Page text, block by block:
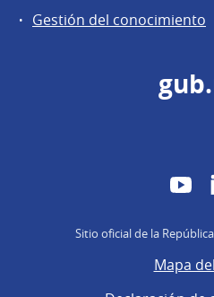
Gestión del conocimiento
Sitio oficial de la
Mapa